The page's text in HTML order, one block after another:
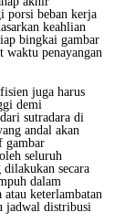
porsi beban kerja
keahlian
bingkai gambar
waktu penayangan
juga harus
demi
sutradara di
andal akan
gambar
seluruh
secara
dalam
keterlambatan
jadwal distribusi